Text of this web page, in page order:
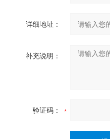
详细地址：
补充说明：
验证码：